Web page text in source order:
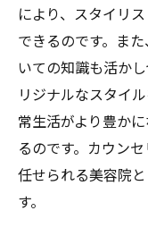
により、スタイリ
できるのです。ま
いての知識も活か
リジナルなスタイ
常生活がより豊か
るのです。カウン
任せられる美容院
す。